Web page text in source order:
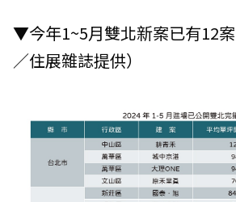
▼今年1~5月雙北新案已有12
／住展雜誌提供）